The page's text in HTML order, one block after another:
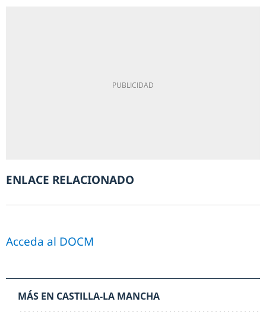
ENLACE RELACIONADO
Acceda al DOCM
MÁS EN CASTILLA-LA MANCHA